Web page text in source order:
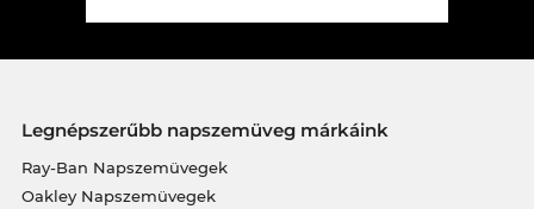
Legnépszerűbb napszemüveg márkáink
Ray-Ban Napszemüvegek
Oakley Napszemüvegek